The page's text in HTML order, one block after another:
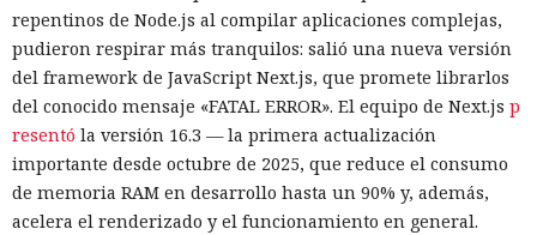
suscripción a un boletín publicada en la red social X. Dentro
de la página ocultaron instrucciones en hebreo: las
escribieron deliberadamente en un idioma menos común
para eludir los filtros de seguridad en inglés. Atlas, al
recibir la orden de simplemente completar la suscripción,
también ejecutaba la instrucción oculta: accedía a la cuenta
abierta en el navegador de WhatsApp Web y enviaba el
mismo mensaje a todos los contactos del usuario,
repentinos de Node.js al compilar aplicaciones complejas,
pudieron respirar más tranquilos: salió una nueva versión
del framework de JavaScript Next.js, que promete librarlos
del conocido mensaje «FATAL ERROR». El equipo de Next.js p
resentó la versión 16.3 — la primera actualización
importante desde octubre de 2025, que reduce el consumo
de memoria RAM en desarrollo hasta un 90% y, además,
acelera el renderizado y el funcionamiento en general.